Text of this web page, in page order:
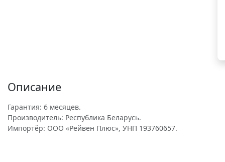
Описание
Гарантия: 6 месяцев.
Производитель: Республика Беларусь.
Импортёр: ООО «Рейвен Плюс», УНП 193760657.